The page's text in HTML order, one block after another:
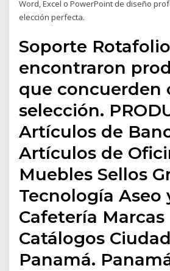
Word, Excel o PowerPoint de diseño
elección perfecta.
Soporte
encontraron
que concuerden
selección.
Artículos de
Artículos de
Muebles Sellos
Tecnología Aseo
Cafetería Marcas
Catálogos
Panamá.